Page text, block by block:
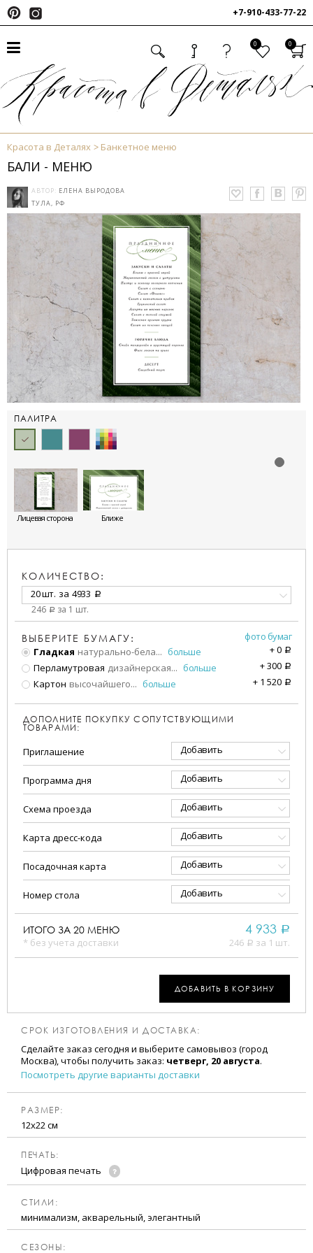
+7-910-433-77-22
0 0
Красота в Деталях Банкетное меню
БАЛИ - МЕНЮ
АВТОР: ЕЛЕНА ВЫРОДОВА
ТУЛА, РФ
ПАЛИТРА
Лицевая сторона Ближе
КОЛИЧЕСТВО:
20 шт. за 4933 a
246 a за 1 шт.
ВЫБЕРИТЕ БУМАГУ:
фото бумаг
Гладкая натурально-бела... больше +0 a
Перламутровая дизайнерская... больше +300 a
Картон высочайшего... больше + 1 520 a
ДОПОЛНИТЕ ПОКУПКУ СОПУТСТВУЮЩИМИ
ТОВАРАМИ:
Приглашение Добавить
Программа дня Добавить
Схема проезда Добавить
Карта дресс-кода Добавить
Посадочная карта Добавить
Номер стола Добавить
ИТОГО ЗА 20 МЕНЮ
* без учета доставки
4 933 a
246 a за 1 шт.
ДОБАВИТЬ В КОРЗИНУ
СРОК ИЗГОТОВЛЕНИЯ И ДОСТАВКА:
Сделайте заказ сегодня и выберите самовывоз (город
Москва), чтобы получить заказ: четверг, 20 августа.
Посмотреть другие варианты доставки
РАЗМЕР:
12х22 см
ПЕЧАТЬ:
Цифровая печать
CТИЛИ:
минимализм, акварельный, элегантный
CЕЗОНЫ: